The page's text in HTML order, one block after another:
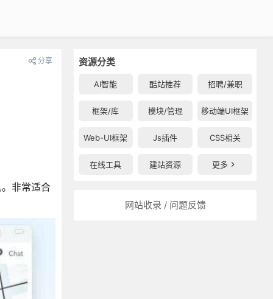
资源分类
AI智能 酷站推荐 招聘/兼职
框架/库 模块/管理 移动端UI框架
Web-UI框架 Js插件 CSS相关
在线工具 建站资源 更多
网站收录 / 问题反馈
分享
非常适合